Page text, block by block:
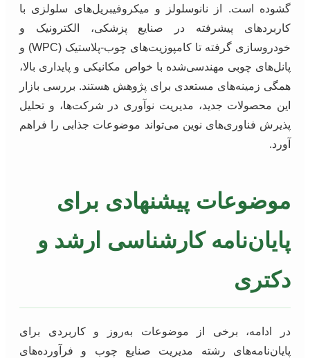
گشوده است. از نانوسلولز و میکروفیبریل‌های سلولزی با
کاربردهای پیشرفته در صنایع پزشکی، الکترونیک و
خودروسازی گرفته تا کامپوزیت‌های چوب-پلاستیک (WPC) و
پانل‌های چوبی مهندسی‌شده با خواص مکانیکی و پایداری بالا،
همگی زمینه‌های مستعدی برای پژوهش هستند. بررسی بازار
این محصولات جدید، مدیریت نوآوری در شرکت‌ها، و تحلیل
پذیرش فناوری‌های نوین می‌تواند موضوعات جذابی را فراهم
آورد.
موضوعات پیشنهادی برای
پایان‌نامه کارشناسی ارشد و
دکتری
در ادامه، برخی از موضوعات به‌روز و کاربردی برای
پایان‌نامه‌های رشته مدیریت صنایع چوب و فرآورده‌های